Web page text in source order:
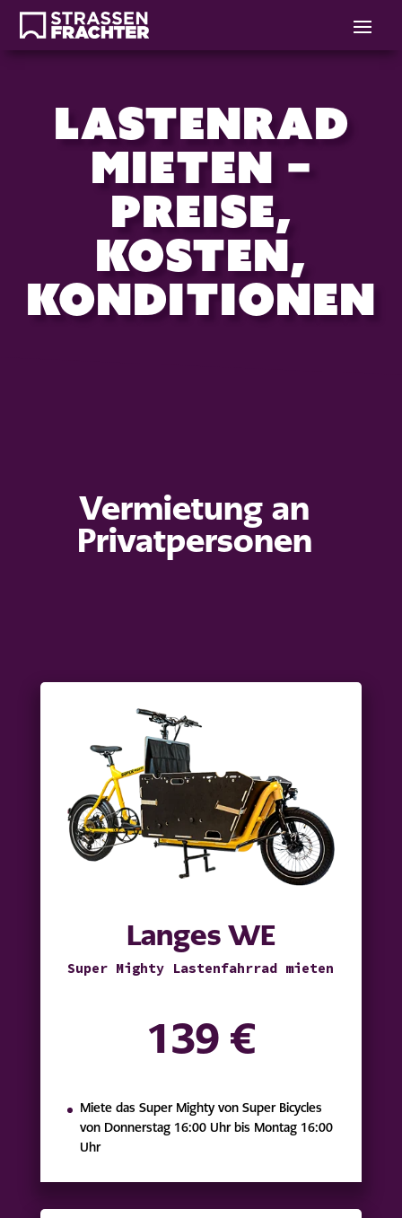
Lastenrad
mieten –
Preise,
Kosten,
Konditionen
Vermietung an
Privatpersonen
Langes WE
Super Mighty Lastenfahrrad mieten
139 €
Miete das Super Mighty von Super Bicycles
von Donnerstag 16:00 Uhr bis Montag 16:00
Uhr